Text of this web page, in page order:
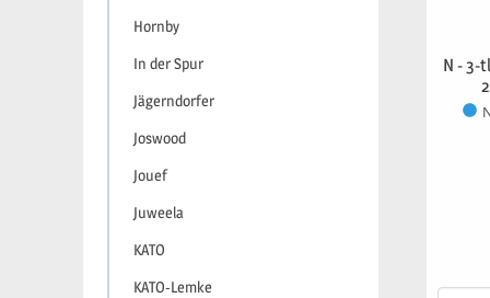
Hornby
In der Spur
Jägerndorfer
Joswood
Jouef
Juweela
KATO
KATO-Lemke
N - 3-